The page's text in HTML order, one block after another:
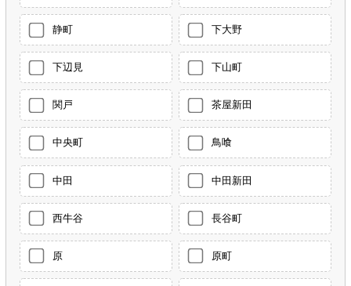
静町 下大野
下辺見 下山町
関戸 茶屋新田
中央町 鳥喰
中田 中田新田
西牛谷 長谷町
原 原町